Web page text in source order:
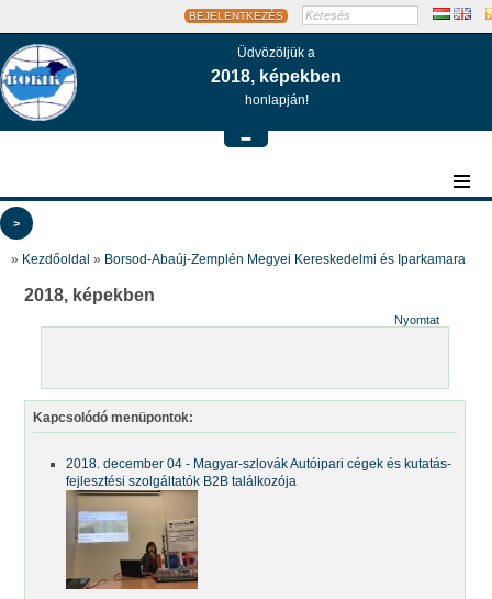
BEJELENTKEZÉS
Üdvözöljük a
2018, képekben
honlapján!
-
>
» Kezdőoldal » Borsod-Abaúj-Zemplén Megyei Kereskedelmi és Iparkamara
2018, képekben
Nyomtat
Kapcsolódó menüpontok:
2018. december 04 - Magyar-szlovák Autóipari cégek és kutatás-
fejlesztési szolgáltatók B2B találkozója